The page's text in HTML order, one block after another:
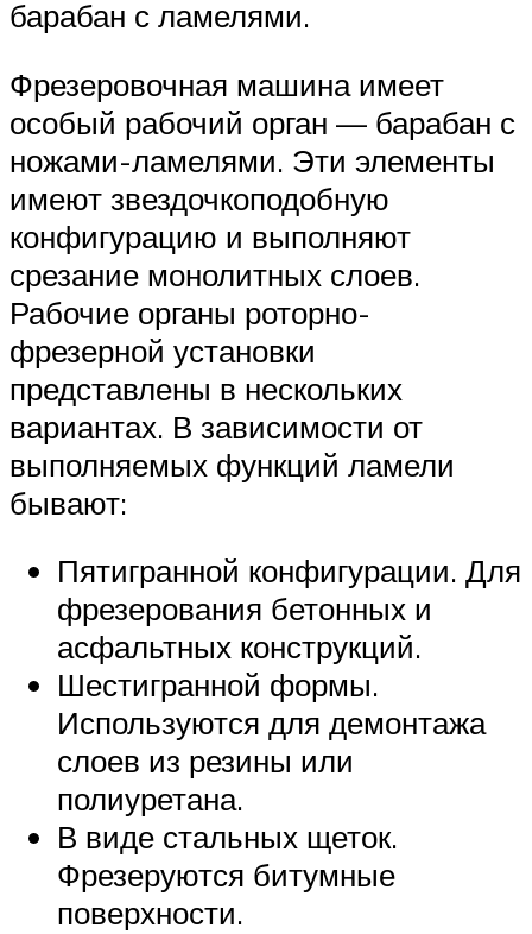
барабан с ламелями.
Фрезеровочная машина имеет
особый рабочий орган — барабан с
ножами-ламелями. Эти элементы
имеют звездочкоподобную
конфигурацию и выполняют
срезание монолитных слоев.
Рабочие органы роторно-
фрезерной установки
представлены в нескольких
вариантах. В зависимости от
выполняемых функций ламели
бывают:
Пятигранной конфигурации. Для
фрезерования бетонных и
асфальтных конструкций.
Шестигранной формы.
Используются для демонтажа
слоев из резины или
полиуретана.
В виде стальных щеток.
Фрезеруются битумные
поверхности.